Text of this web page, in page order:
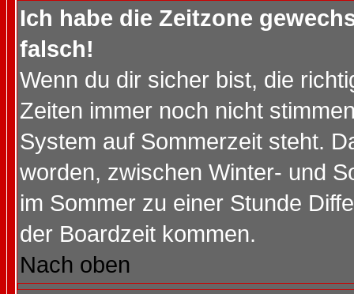
Ich habe die Zeitzone
falsch!
Wenn du dir sicher bist, die
Zeiten immer noch nicht
System auf Sommerzeit steht.
worden, zwischen Winter- und
im Sommer zu einer Stunde
der Boardzeit kommen.
Nach oben